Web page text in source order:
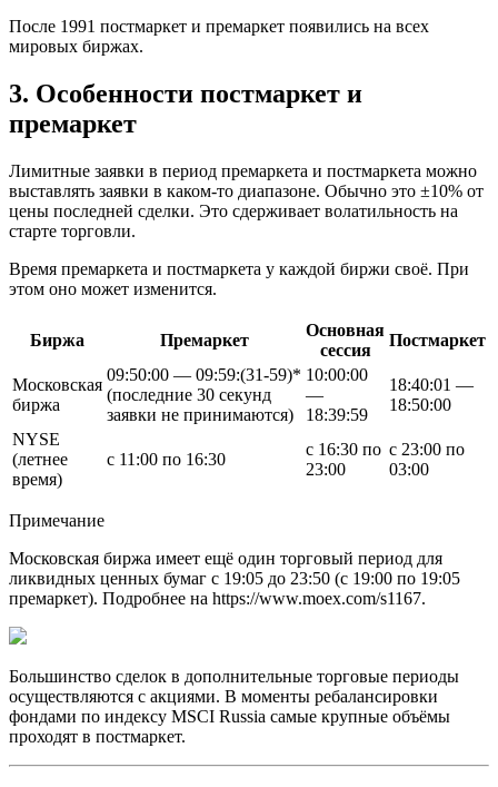
После 1991 постмаркет и премаркет появились на всех
мировых биржах.
3. Особенности постмаркет и
премаркет
Лимитные заявки в период премаркета и постмаркета можно
выставлять заявки в каком-то диапазоне. Обычно это ±10% от
цены последней сделки. Это сдерживает волатильность на
старте торговли.
Время премаркета и постмаркета у каждой биржи своё. При
этом оно может изменится.
Биржа Премаркет
Основная
сессия
Постмаркет
Московская
биржа
09:50:00 — 09:59:(31-59)*
(последние 30 секунд
заявки не принимаются)
10:00:00
—
18:39:59
18:40:01 —
18:50:00
NYSE
(летнее
время)
с 11:00 по 16:30
с 16:30 по
23:00
с 23:00 по
03:00
Примечание
Московская биржа имеет ещё один торговый период для
ликвидных ценных бумаг с 19:05 до 23:50 (с 19:00 по 19:05
премаркет). Подробнее на https://www.moex.com/s1167.
Большинство сделок в дополнительные торговые периоды
осуществляются с акциями. В моменты ребалансировки
фондами по индексу MSCI Russia самые крупные объёмы
проходят в постмаркет.